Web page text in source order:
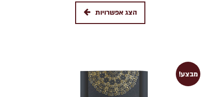
הצג אפשרויות
מבצע!